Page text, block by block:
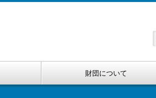
財団について